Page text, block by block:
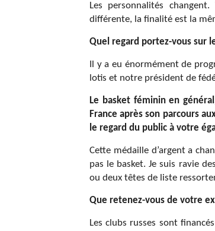
Les personnalités
différente, la finalité est la
Quel regard portez-vous sur
Il y a eu énormément de
lotis et notre président de
Le basket féminin en
France après son parcours
le regard du public à votre
Cette médaille d’argent a
pas le basket. Je suis ravie
ou deux têtes de liste
Que retenez-vous de votre
Les clubs russes sont